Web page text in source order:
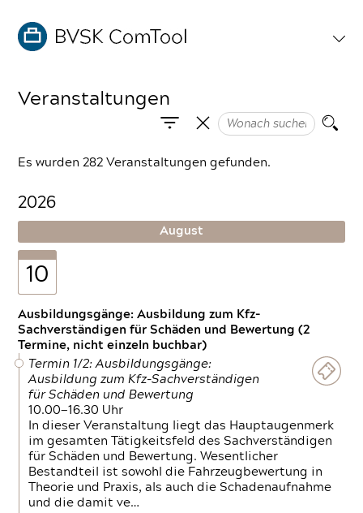
Veranstaltungen
Es wurden 282 Veranstaltungen gefunden.
2026
August
10
Ausbildungsgänge: Ausbildung zum Kfz-
Sachverständigen für Schäden und Bewertung (2
Termine, nicht einzeln buchbar)
Termin 1/2: Ausbildungsgänge:
Ausbildung zum Kfz-Sachverständigen
für Schäden und Bewertung
10.00—16.30 Uhr
In dieser Veranstaltung liegt das Hauptaugenmerk
im gesamten Tätigkeitsfeld des Sachverständigen
für Schäden und Bewertung. Wesentlicher
Bestandteil ist sowohl die Fahrzeugbewertung in
Theorie und Praxis, als auch die Schadenaufnahme
und die damit ve…